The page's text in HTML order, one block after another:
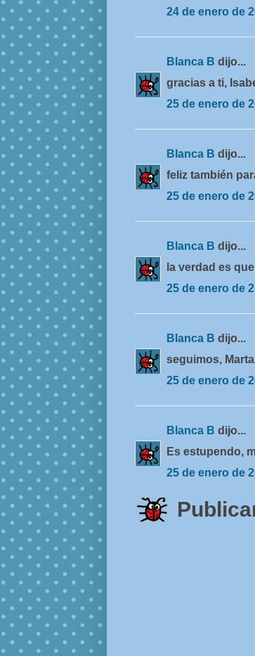
24 de enero de
Blanca B dijo...
gracias a ti,
25 de enero de
Blanca B dijo...
feliz también
25 de enero de
Blanca B dijo...
la verdad es
25 de enero de
Blanca B dijo...
seguimos,
25 de enero de
Blanca B dijo...
Es estupendo,
25 de enero de